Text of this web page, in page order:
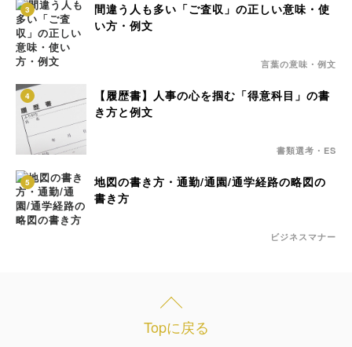
3
間違う人も多い「ご査収」の正しい意味・使
い方・例文
言葉の意味・例文
4
【履歴書】人事の心を掴む「得意科目」の書
き方と例文
書類選考・ES
5
地図の書き方・通勤/通園/通学経路の略図の
書き方
ビジネスマナー
Topに戻る